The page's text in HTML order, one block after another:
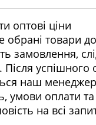
оптові ціни
обрані товари
замовлення,
Після
наш
умови оплати
на всі